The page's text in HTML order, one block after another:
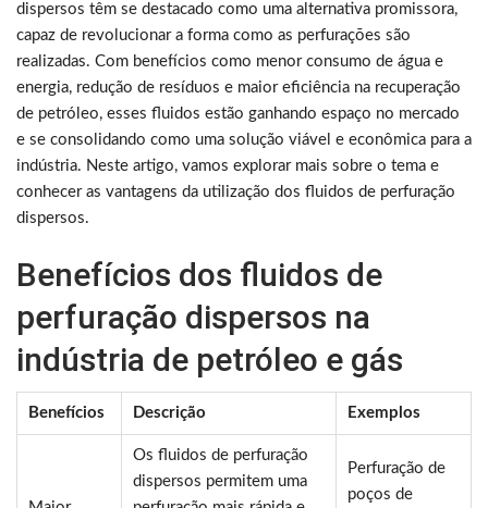
dispersos têm se destacado como uma alternativa promissora,
capaz de revolucionar a forma como as perfurações são
realizadas. Com benefícios como menor consumo de água e
energia, redução de resíduos e maior eficiência na recuperação
de petróleo, esses fluidos estão ganhando espaço no mercado
e se consolidando como uma solução viável e econômica para a
indústria. Neste artigo, vamos explorar mais sobre o tema e
conhecer as vantagens da utilização dos fluidos de perfuração
dispersos.
Benefícios dos fluidos de
perfuração dispersos na
indústria de petróleo e gás
Benefícios Descrição Exemplos
Os fluidos de perfuração
dispersos permitem uma
Perfuração de
poços de